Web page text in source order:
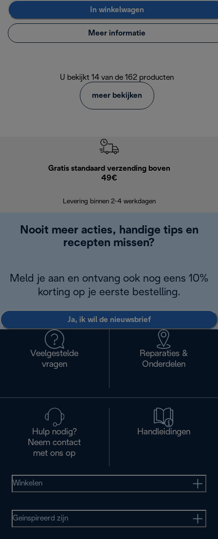
In winkelwagen
Meer informatie
U bekijkt 14 van de 162 producten
meer bekijken
Gratis standaard verzending boven
49€
Levering binnen 2-4 werkdagen
Nooit meer acties, handige tips en
recepten missen?
Meld je aan en ontvang ook nog eens 10%
korting op je eerste bestelling.
Ja, ik wil de nieuwsbrief
Veelgestelde
vragen
Reparaties &
Onderdelen
Hulp nodig?
Neem contact
met ons op
Handleidingen
Winkelen
Geinspireerd zijn